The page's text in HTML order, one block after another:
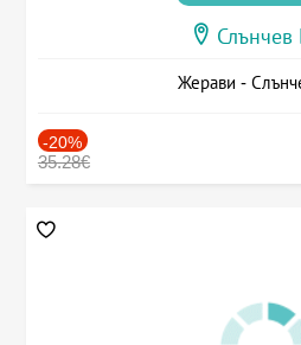
Слънчев
Жерави -
-20%
35.28€